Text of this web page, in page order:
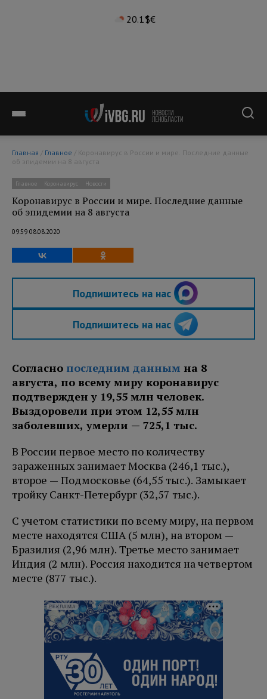
20.1°$€
Главная / Главное
об эпидемии на 8 августа
Главное Коронавирус Новости
Коронавирус в России и мире. Последние данные
об эпидемии на 8 августа
09:59 08.08.2020
Подпишитесь на нас
Подпишитесь на нас
Согласно последним данным на 8
августа, по всему миру коронавирус
подтвержден у 19,55 млн человек.
Выздоровели при этом 12,55 млн
заболевших, умерли — 725,1 тыс.
В России первое место по количеству
зараженных занимает Москва (246,1 тыс.),
второе — Подмосковье (64,55 тыс.). Замыкает
тройку Санкт-Петербург (32,57 тыс.).
С учетом статистики по всему миру, на первом
месте находятся США (5 млн), на втором —
Бразилия (2,96 млн). Третье место занимает
Индия (2 млн). Россия находится на четвертом
месте (877 тыс.).
РЕКЛАМА